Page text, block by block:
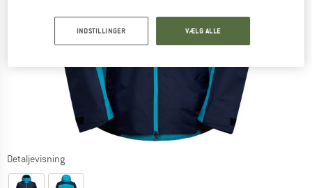
Detaljevisning
INDSTILLINGER VÆLG ALLE